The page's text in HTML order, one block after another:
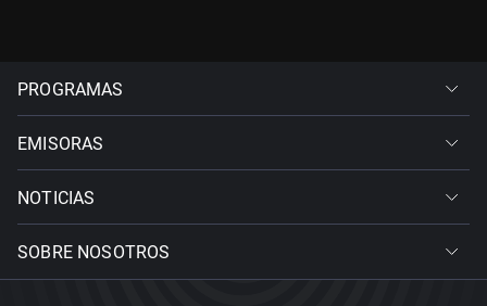
PROGRAMAS
EMISORAS
NOTICIAS
SOBRE NOSOTROS